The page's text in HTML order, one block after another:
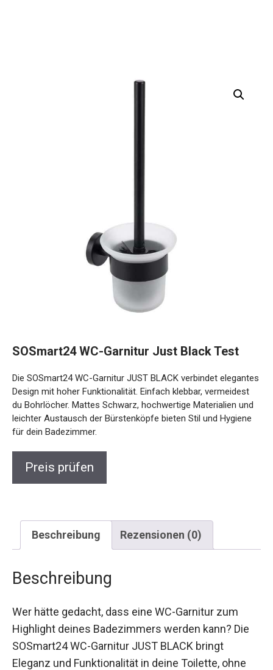
SOSmart24 WC-Garnitur Just Black Test
Die SOSmart24 WC-Garnitur JUST BLACK verbindet elegantes
Design mit hoher Funktionalität. Einfach klebbar, vermeidest
du Bohrlöcher. Mattes Schwarz, hochwertige Materialien und
leichter Austausch der Bürstenköpfe bieten Stil und Hygiene
für dein Badezimmer.
Preis prüfen
Beschreibung Rezensionen (0)
Beschreibung
Wer hätte gedacht, dass eine WC-Garnitur zum
Highlight deines Badezimmers werden kann? Die
SOSmart24 WC-Garnitur JUST BLACK bringt
Eleganz und Funktionalität in deine Toilette, ohne